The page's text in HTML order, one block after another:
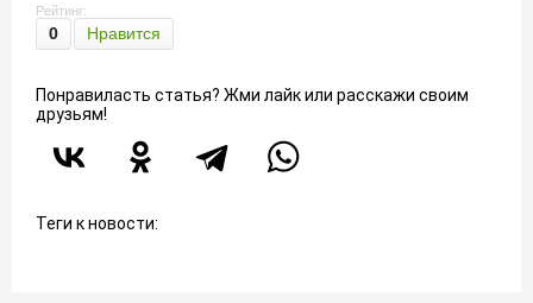
Рейтинг:
0 Нравится
Понравиласть статья? Жми лайк или расскажи своим
друзьям!
Теги к новости: